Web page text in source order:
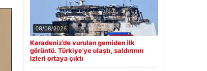
08/08/2026
Karadeniz’de vurulan gemiden ilk
görüntü. Türkiye’ye ulaştı, saldırının
izleri ortaya çıktı